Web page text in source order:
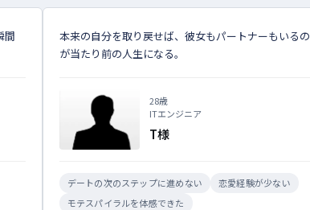
間
本来の自分を取り戻せば、彼女もパートナーもいるの
が当たり前の人生になる。
28歳
ITエンジニア
T様
デートの次のステップに進めない
恋愛経験が少ない
モテスパイラルを体感できた